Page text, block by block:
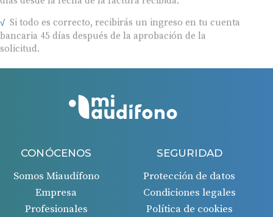
Si todo es correcto, recibirás un ingreso en tu cuenta
bancaria 45 días después de la aprobación de la
solicitud.
CONÓCENOS
Somos Miaudífono
Empresa
Profesionales
SEGURIDAD
Protección de datos
Condiciones legales
Política de cookies